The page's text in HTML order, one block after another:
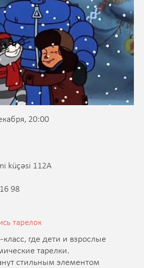
20:00
küçəsi 112A
98
тарелок
где дети и взрослые
тарелки.
стильным элементом